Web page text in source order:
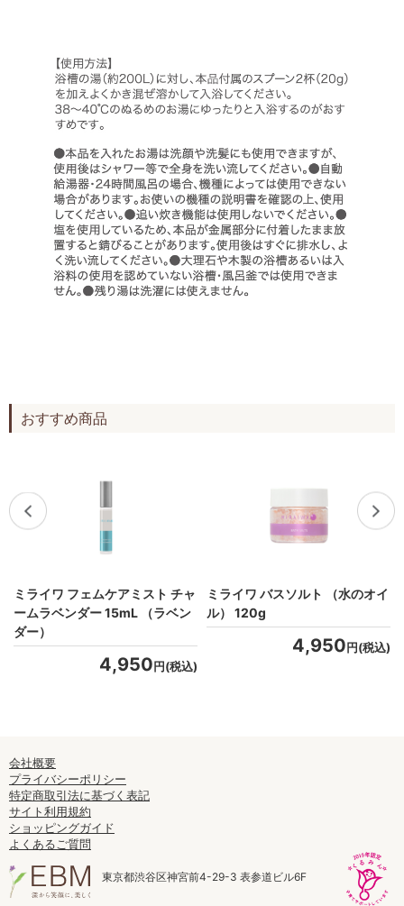
おすすめ商品
ミライワ フェムケアミスト チャ
ームラベンダー 15mL （ラベン
ダー）
4,950円(税込)
ミライワ バスソルト （水のオイ
ル） 120g
4,950円(税込)
会社概要
プライバシーポリシー
特定商取引法に基づく表記
サイト利用規約
ショッピングガイド
よくあるご質問
東京都渋谷区神宮前4-29-3 表参道ビル6F